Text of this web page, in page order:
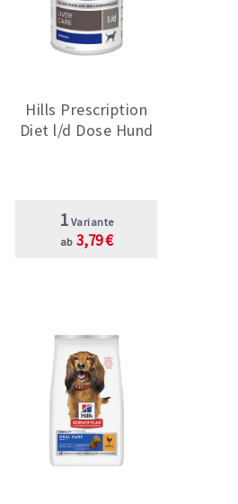
Hills Prescription
Diet l/d Dose Hund
1 Variante
ab 3,79 €